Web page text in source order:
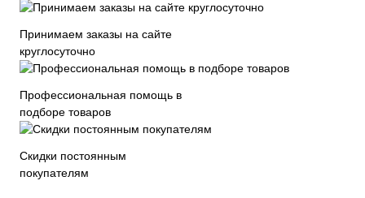
Принимаем заказы на сайте
круглосуточно
Профессиональная помощь в
подборе товаров
Скидки постоянным
покупателям